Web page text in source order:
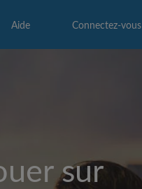
Connectez-vous
Aide
sur